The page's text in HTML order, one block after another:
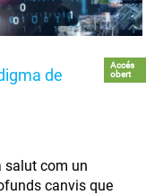
de
Accés
obert
salut com un
canvis que